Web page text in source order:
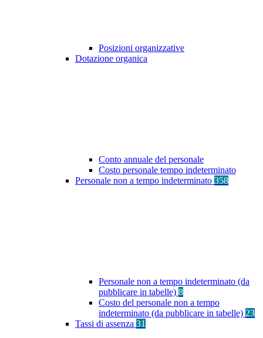
Posizioni organizzative
Dotazione organica
Conto annuale del personale
Costo personale tempo indeterminato
Personale non a tempo indeterminato 358
Personale non a tempo indeterminato (da
pubblicare in tabelle) 8
Costo del personale non a tempo
indeterminato (da pubblicare in tabelle) 23
Tassi di assenza 31